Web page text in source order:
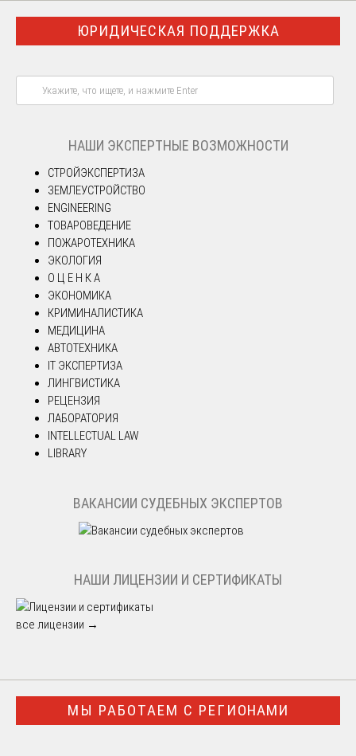
ЮРИДИЧЕСКАЯ ПОДДЕРЖКА
НАШИ ЭКСПЕРТНЫЕ ВОЗМОЖНОСТИ
СТРОЙЭКСПЕРТИЗА
ЗЕМЛЕУСТРОЙСТВО
ENGINEERING
ТОВАРОВЕДЕНИЕ
ПОЖАРОТЕХНИКА
ЭКОЛОГИЯ
О Ц Е Н К А
ЭКОНОМИКА
КРИМИНАЛИСТИКА
МЕДИЦИНА
АВТОТЕХНИКА
IT ЭКСПЕРТИЗА
ЛИНГВИСТИКА
РЕЦЕНЗИЯ
ЛАБОРАТОРИЯ
INTELLECTUAL LAW
LIBRARY
ВАКАНСИИ СУДЕБНЫХ ЭКСПЕРТОВ
НАШИ ЛИЦЕНЗИИ И СЕРТИФИКАТЫ
все лицензии →
МЫ РАБОТАЕМ С РЕГИОНАМИ